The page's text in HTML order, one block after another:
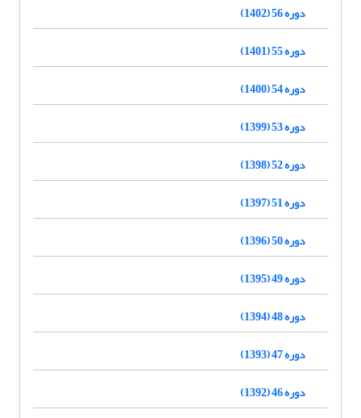
دوره 56 (1402)
دوره 55 (1401)
دوره 54 (1400)
دوره 53 (1399)
دوره 52 (1398)
دوره 51 (1397)
دوره 50 (1396)
دوره 49 (1395)
دوره 48 (1394)
دوره 47 (1393)
دوره 46 (1392)